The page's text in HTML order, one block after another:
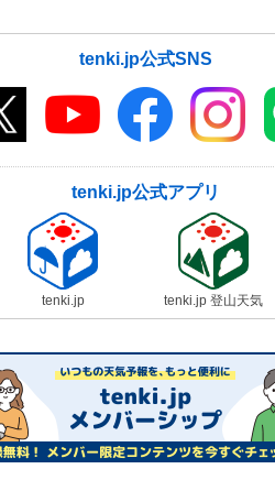
tenki.jp公式SNS
tenki.jp公式アプリ
tenki.jp tenki.jp 登山天気